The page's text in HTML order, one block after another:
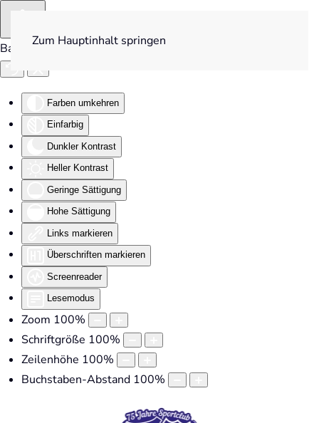
Barrierefreiheit
Farben umkehren
Einfarbig
Dunkler Kontrast
Heller Kontrast
Geringe Sättigung
Hohe Sättigung
Links markieren
Überschriften markieren
Screenreader
Lesemodus
Zoom 100%
Schriftgröße 100%
Zeilenhöhe 100%
Buchstaben-Abstand 100%
Zum Hauptinhalt springen